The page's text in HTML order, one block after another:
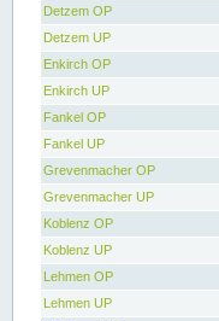
Detzem OP
Detzem UP
Enkirch OP
Enkirch UP
Fankel OP
Fankel UP
Grevenmacher OP
Grevenmacher UP
Koblenz OP
Koblenz UP
Lehmen OP
Lehmen UP